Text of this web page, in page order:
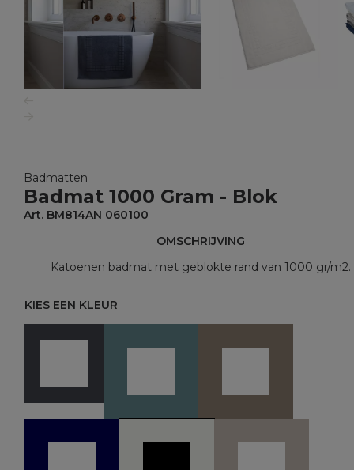
Badmatten
Badmat 1000 Gram - Blok
Art. BM814AN 060100
OMSCHRIJVING
Katoenen badmat met geblokte rand van 1000 gr/m2.
KIES EEN KLEUR